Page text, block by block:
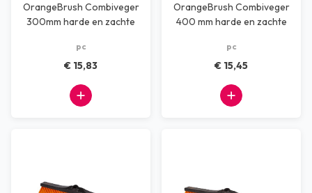
OrangeBrush Combiveger
300mm harde en zachte
pc
€ 15,83
OrangeBrush Combiveger
400 mm harde en zachte
pc
€ 15,45